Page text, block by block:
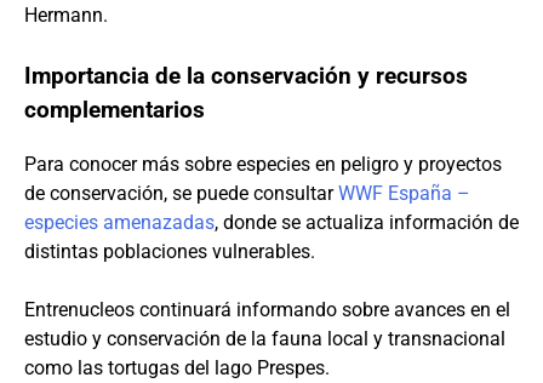
Hermann.
Importancia de la conservación y recursos
complementarios
Para conocer más sobre especies en peligro y proyectos
de conservación, se puede consultarWWF España –
especies amenazadas, donde se actualiza información de
distintas poblaciones vulnerables.
Entrenucleos continuará informando sobre avances en el
estudio y conservación de la fauna local y transnacional
como las tortugas del lago Prespes.